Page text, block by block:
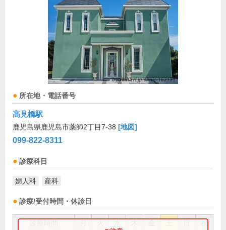
所在地・電話番号
高見橋駅
鹿児島県鹿児島市薬師2丁目7-38 [地図]
099-822-8311
診療科目
婦人科 産科
診療/受付時間・休診日
祝